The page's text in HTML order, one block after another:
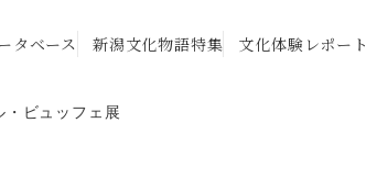
タベース 新潟文化物語特集 文化体験レポート
・ビュッフェ展